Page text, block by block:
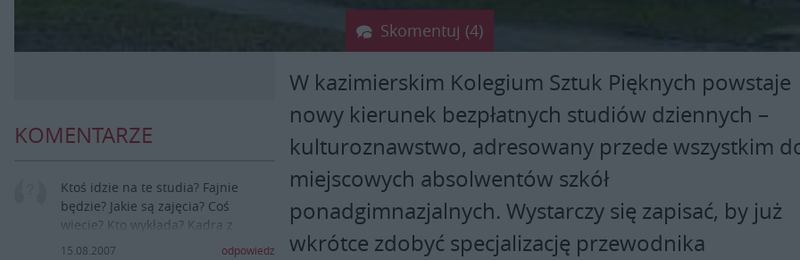
Skomentuj (4)
KOMENTARZE
Ktoś idzie na te studia? Fajnie
będzie? Jakie są zajęcia? Coś
wiecie? Kto wykłada? Kadra z
Lublina? Warszawy?
15.08.2007 odpowiedz
W kazimierskim Kolegium Sztuk Pięknych powstaje
nowy kierunek bezpłatnych studiów dziennych –
kulturoznawstwo, adresowany przede wszystkim
miejscowych absolwentów szkół
ponadgimnazjalnych. Wystarczy się zapisać, by już
wkrótce zdobyć specjalizację przewodnika